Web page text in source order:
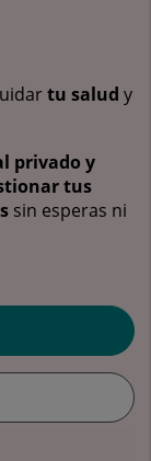
tu salud y
privado y
tus
sin esperas ni